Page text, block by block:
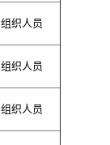
组织人员
组织人员
组织人员